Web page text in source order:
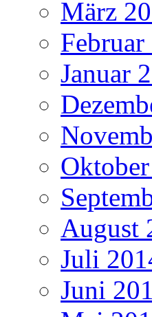
März
Februar
Januar
August
Juli
Juni